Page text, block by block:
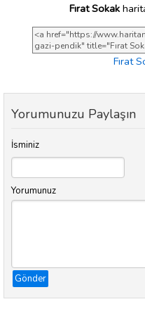
Fırat Sokak
Fırat
Yorumunuzu Paylaşın
İsminiz
Yorumunuz
Gönder